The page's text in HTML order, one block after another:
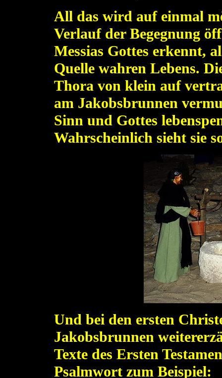
All das wird auf einmal
Verlauf der Begegnung
Messias Gottes erkennt,
Quelle wahren Lebens.
Thora von klein auf
am Jakobsbrunnen
Sinn und Gottes
Wahrscheinlich sieht sie
Und bei den ersten
Jakobsbrunnen
Texte des Ersten
Psalmwort zum Beispiel: